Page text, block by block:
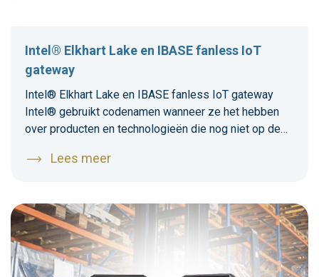
Intel® Elkhart Lake en IBASE fanless IoT
gateway
Intel® Elkhart Lake en IBASE fanless IoT gateway
Intel® gebruikt codenamen wanneer ze het hebben
over producten en technologieën die nog niet op de
vernoemd naar het toeristendorp in Wisconsin, USA
Lees meer